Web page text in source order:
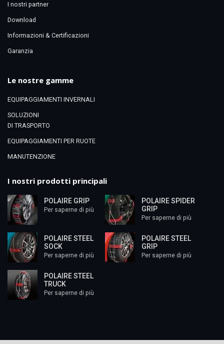
I nostri partner
Download
Informazioni & Certificazioni
Garanzia
Le nostre gamme
EQUIPAGGIAMENTI INVERNALI
SOLUZIONI
DI TRASPORTO
EQUIPAGGIAMENTI PER RUOTE
MANUTENZIONE
I nostri prodotti principali
POLAIRE GRIP
Per saperne di più
POLAIRE SPIDER
GRIP
Per saperne di più
POLAIRE STEEL
SOCK
Per saperne di più
POLAIRE STEEL
GRIP
Per saperne di più
POLAIRE STEEL
TRUCK
Per saperne di più